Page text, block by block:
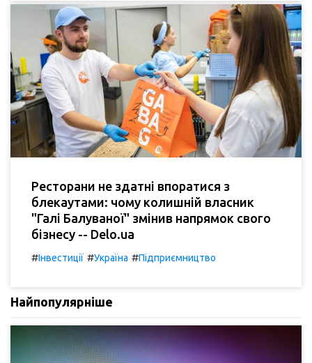
Ресторани не здатні впоратися з
блекаутами: чому колишній власник
"Галі Балуваної" змінив напрямок свого
бізнесу -- Delo.ua
#Інвестиції #Україна #Підприємництво
Найпопулярніше